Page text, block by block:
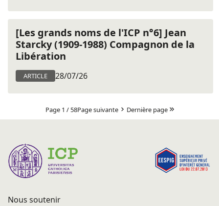
[Les grands noms de l'ICP n°6] Jean
Starcky (1909-1988) Compagnon de la
Libération
ARTICLE 28/07/26
Page 1 / 58Page suivante Dernière page
Nous soutenir